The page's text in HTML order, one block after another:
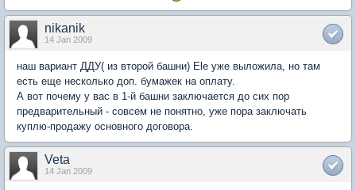
nikanik
14 Jan 2009
наш вариант ДДУ( из второй башни) Ele уже выложила, но там
есть еще несколько доп. бумажек на оплату.
А вот почему у вас в 1-й башни заключается до сих пор
предварительный - совсем не понятно, уже пора заключать
куплю-продажу основного договора.
Veta
14 Jan 2009